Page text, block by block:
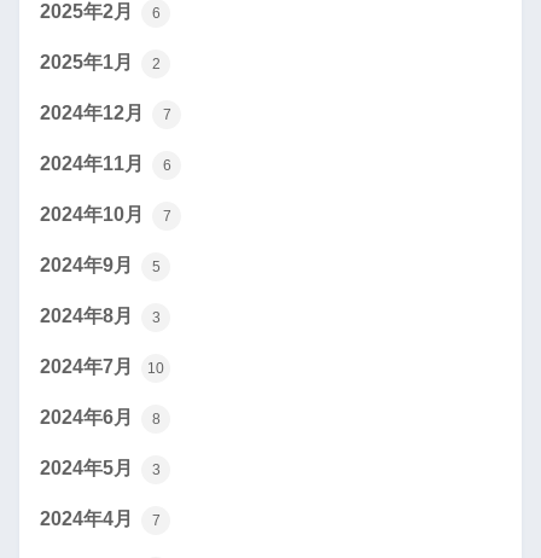
2025年2月 6
2025年1月 2
2024年12月 7
2024年11月 6
2024年10月 7
2024年9月 5
2024年8月 3
2024年7月 10
2024年6月 8
2024年5月 3
2024年4月 7